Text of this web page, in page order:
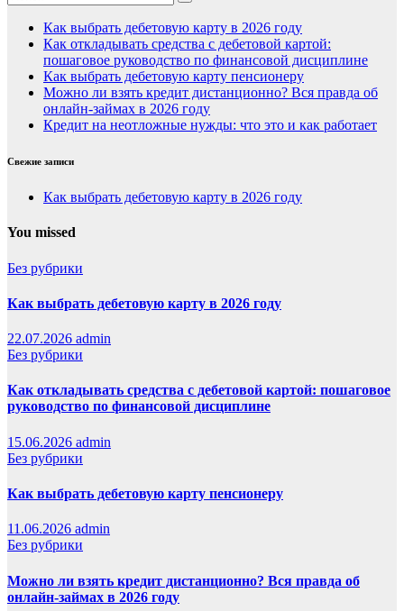
Как выбрать дебетовую карту в 2026 году
Как откладывать средства с дебетовой картой:
пошаговое руководство по финансовой дисциплине
Как выбрать дебетовую карту пенсионеру
Можно ли взять кредит дистанционно? Вся правда об
онлайн-займах в 2026 году
Кредит на неотложные нужды: что это и как работает
Свежие записи
Как выбрать дебетовую карту в 2026 году
You missed
Без рубрики
Как выбрать дебетовую карту в 2026 году
22.07.2026 admin
Без рубрики
Как откладывать средства с дебетовой картой: пошаговое
руководство по финансовой дисциплине
15.06.2026 admin
Без рубрики
Как выбрать дебетовую карту пенсионеру
11.06.2026 admin
Без рубрики
Можно ли взять кредит дистанционно? Вся правда об
онлайн-займах в 2026 году